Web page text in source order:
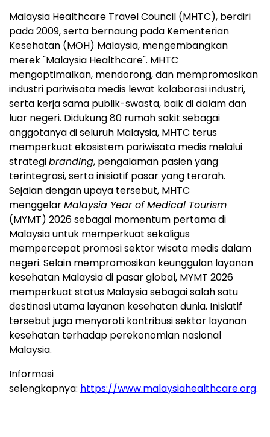
Malaysia Healthcare Travel Council (MHTC), berdiri
pada 2009, serta bernaung pada Kementerian
Kesehatan (MOH) Malaysia, mengembangkan
merek "Malaysia Healthcare". MHTC
mengoptimalkan, mendorong, dan mempromosikan
industri pariwisata medis lewat kolaborasi industri,
serta kerja sama publik-swasta, baik di dalam dan
luar negeri. Didukung 80 rumah sakit sebagai
anggotanya di seluruh Malaysia, MHTC terus
memperkuat ekosistem pariwisata medis melalui
strategibranding, pengalaman pasien yang
terintegrasi, serta inisiatif pasar yang terarah.
Sejalan dengan upaya tersebut, MHTC
menggelarMalaysia Year of Medical Tourism
(MYMT) 2026 sebagai momentum pertama di
Malaysia untuk memperkuat sekaligus
mempercepat promosi sektor wisata medis dalam
negeri. Selain mempromosikan keunggulan layanan
kesehatan Malaysia di pasar global, MYMT 2026
memperkuat status Malaysia sebagai salah satu
destinasi utama layanan kesehatan dunia. Inisiatif
tersebut juga menyoroti kontribusi sektor layanan
kesehatan terhadap perekonomian nasional
Malaysia.
Informasi
selengkapnya: https://www.malaysiahealthcare.org.